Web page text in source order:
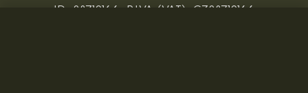
ID: 28719166, P.IVA (VAT): CZ28719166